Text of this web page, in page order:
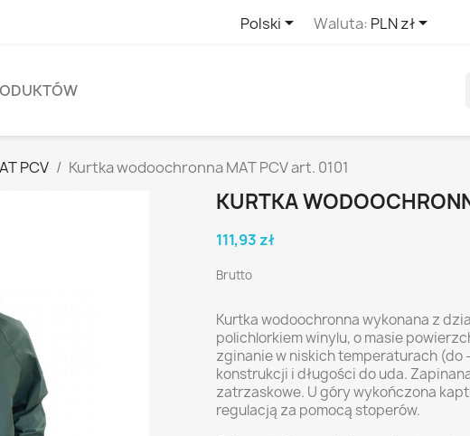
Polski Waluta: PLN zł
PCV Kurtka wodoochronna MAT PCV art. 0101
KURTKA
111,93 zł
Brutto
Kurtka wodoochronna wykonana z
polichlorkiem winylu, o masie
zginanie w niskich temperaturach (do
konstrukcji i długości do uda.
zatrzaskowe. U góry wykończona
regulacją za pomocą stoperów.